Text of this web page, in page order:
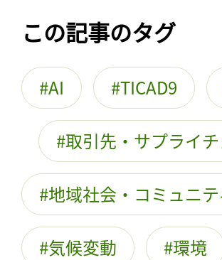
この記事のタグ
AI TICAD9
取引先・サプライ
地域社会・コミュニテ
気候変動 環境